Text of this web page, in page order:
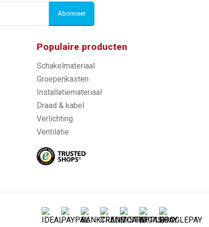
Abonneer
Populaire producten
Schakelmateriaal
Groepenkasten
Installatiemateriaal
Draad & kabel
Verlichting
Ventilatie